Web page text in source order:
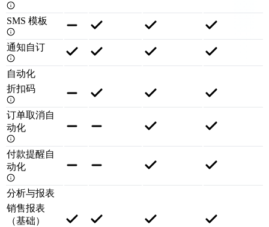
SMS 模板
通知自订
自动化
折扣码
订单取消自
动化
付款提醒自
动化
分析与报表
销售报表
（基础）